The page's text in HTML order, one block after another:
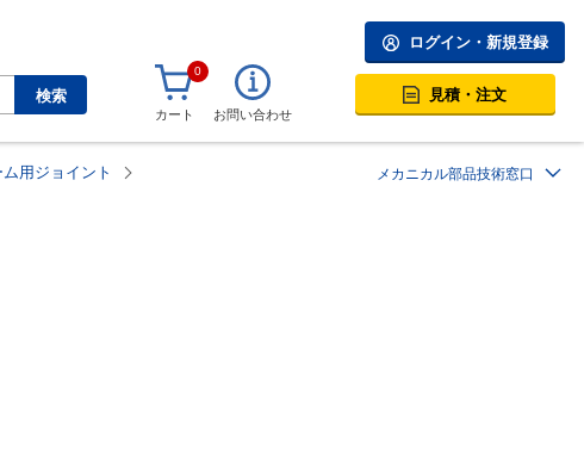
検索
ログイン・新規登録
0
カート お問い合わせ
見積・注文
用ジョイント
メカニカル部品技術窓口